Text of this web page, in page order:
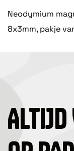
Neodymium
8x3mm, pakje